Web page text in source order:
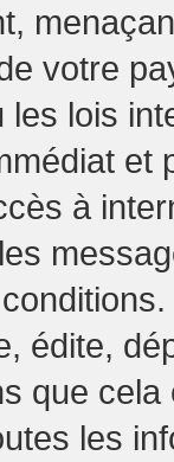
votre
les lois
et
à
édite,
que cela
les